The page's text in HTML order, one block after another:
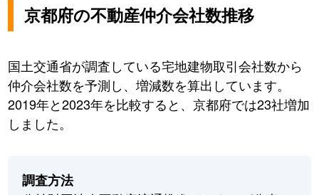
京都府の不動産仲介会社数推移
国土交通省が調査している宅地建物取引会社数から
仲介会社数を予測し、増減数を算出しています。
2019年と2023年を比較すると、京都府では23社増加
しました。
調査方法